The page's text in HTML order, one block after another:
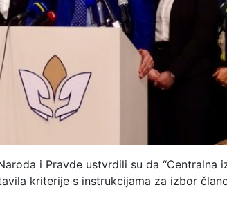
i Pravde ustvrdili su da “Centralna
kriterije s instrukcijama za izbor